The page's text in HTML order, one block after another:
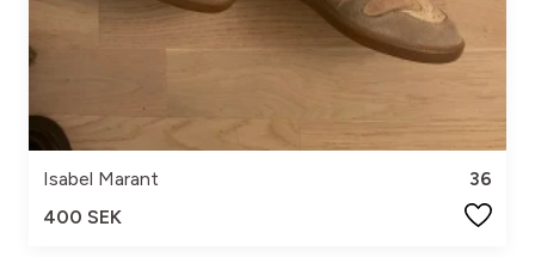
Isabel Marant
36
400 SEK